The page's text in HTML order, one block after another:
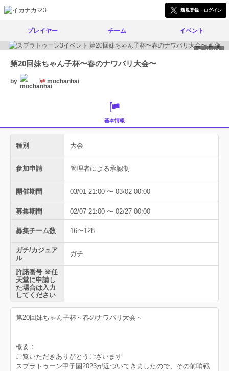
新規登録・ログイン
プレイヤー チーム イベント
3034
第20回妹ちゃん子杯〜春のナワバリ大会〜
by mochanhai
基本情報
種別 大会
参加申請 管理者による承認制
開催期間 03/01 21:00 〜 03/02 00:00
募集期間 02/07 21:00 〜 02/27 00:00
募集チーム数 16〜128
ガチ/カジュア
ル
ガチ
許諾番号 ※任
天堂に申請し
た場合は入力
してください
第20回妹ちゃん子杯～春のナワバリ大会～
概要：
ご覧いただきありがとうございます
スプラトゥーン甲子園2023が近づいてきましたので、その前哨戦